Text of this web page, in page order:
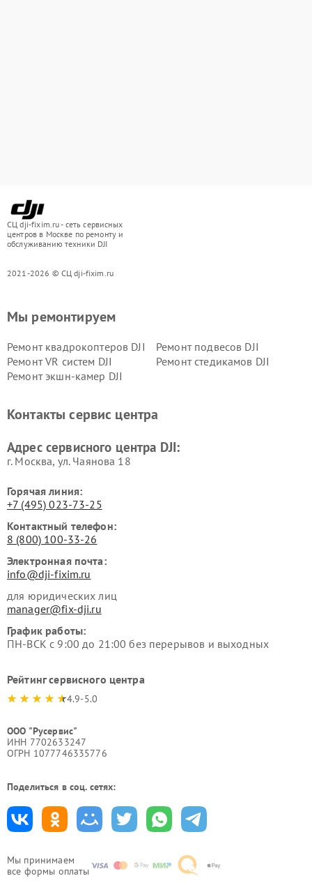
СЦ dji-fixim.ru - сеть сервисных
центров в Москве по ремонту и
обслуживанию техники DJI
2021-2026 © СЦ dji-fixim.ru
Мы принимаем
все формы оплаты
Мы ремонтируем
Ремонт квадрокоптеров DJI
Ремонт подвесов DJI
Ремонт VR систем DJI
Ремонт стедикамов DJI
Ремонт экшн-камер DJI
Контакты сервис центра
Адрес сервисного центра DJI:
г. Москва, ул. Чаянова 18
Горячая линия:
+7 (495) 023-73-25
Контактный телефон:
8 (800) 100-33-26
Электронная почта:
info@dji-fixim.ru
для юридических лиц
manager@fix-dji.ru
График работы:
ПН-ВСК с 9:00 до 21:00 без перерывов и выходных
Рейтинг сервисного центра
4.9-5.0
ООО "Русервис"
ИНН 7702633247
ОГРН 1077746335776
Поделиться в соц. сетях: